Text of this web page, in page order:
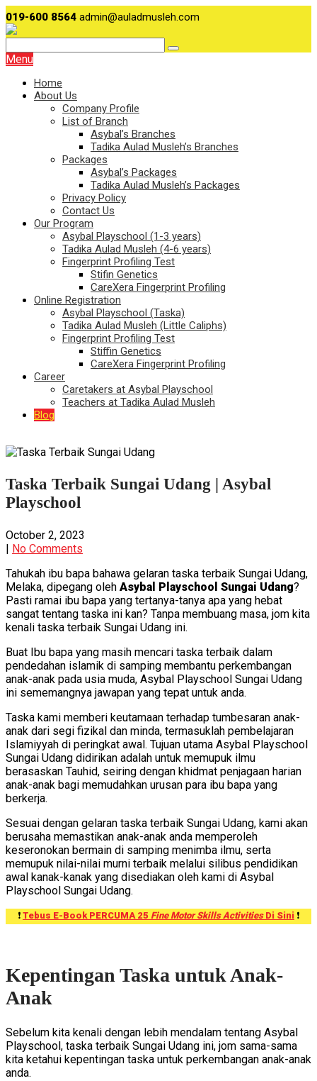
019-600 8564 admin@auladmusleh.com
Menu
Home
About Us
Company Profile
List of Branch
Asybal’s Branches
Tadika Aulad Musleh’s Branches
Packages
Asybal’s Packages
Tadika Aulad Musleh’s Packages
Privacy Policy
Contact Us
Our Program
Asybal Playschool (1-3 years)
Tadika Aulad Musleh (4-6 years)
Fingerprint Profiling Test
Stifin Genetics
CareXera Fingerprint Profiling
Online Registration
Asybal Playschool (Taska)
Tadika Aulad Musleh (Little Caliphs)
Fingerprint Profiling Test
Stiffin Genetics
CareXera Fingerprint Profiling
Career
Caretakers at Asybal Playschool
Teachers at Tadika Aulad Musleh
Blog
Taska Terbaik Sungai Udang | Asybal
Playschool
October 2, 2023
| No Comments
Tahukah ibu bapa bahawa gelaran taska terbaik Sungai Udang,
Melaka, dipegang oleh Asybal Playschool Sungai Udang?
Pasti ramai ibu bapa yang tertanya-tanya apa yang hebat
sangat tentang taska ini kan? Tanpa membuang masa, jom kita
kenali taska terbaik Sungai Udang ini.
Buat Ibu bapa yang masih mencari taska terbaik dalam
pendedahan islamik di samping membantu perkembangan
anak-anak pada usia muda, Asybal Playschool Sungai Udang
ini sememangnya jawapan yang tepat untuk anda.
Taska kami memberi keutamaan terhadap tumbesaran anak-
anak dari segi fizikal dan minda, termasuklah pembelajaran
Islamiyyah di peringkat awal. Tujuan utama Asybal Playschool
Sungai Udang didirikan adalah untuk memupuk ilmu
berasaskan Tauhid, seiring dengan khidmat penjagaan harian
anak-anak bagi memudahkan urusan para ibu bapa yang
berkerja.
Sesuai dengan gelaran taska terbaik Sungai Udang, kami akan
berusaha memastikan anak-anak anda memperoleh
keseronokan bermain di samping menimba ilmu, serta
memupuk nilai-nilai murni terbaik melalui silibus pendidikan
awal kanak-kanak yang disediakan oleh kami di Asybal
Playschool Sungai Udang.
❗ Tebus E-Book PERCUMA 25 Fine Motor Skills ActivitiesDi Sini ❗
Kepentingan Taska untuk Anak-
Anak
Sebelum kita kenali dengan lebih mendalam tentang Asybal
Playschool, taska terbaik Sungai Udang ini, jom sama-sama
kita ketahui kepentingan taska untuk perkembangan anak-anak
anda.